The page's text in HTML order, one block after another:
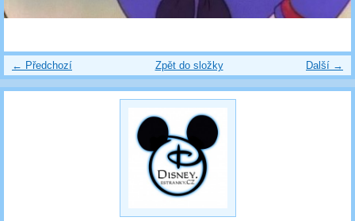
← Předchozí Další →
Zpět do složky